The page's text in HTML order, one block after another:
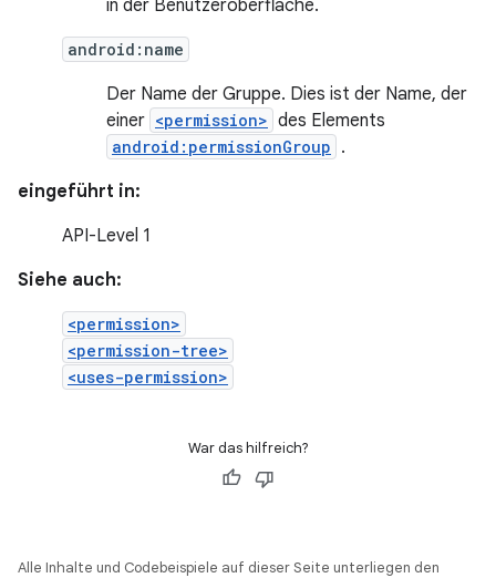
in der Benutzeroberfläche.
android:name
Der Name der Gruppe. Dies ist der Name, der
einer <permission> des Elements
android:permissionGroup .
eingeführt in:
API-Level 1
Siehe auch:
<permission>
<permission-tree>
<uses-permission>
War das hilfreich?
Alle Inhalte und Codebeispiele auf dieser Seite unterliegen den